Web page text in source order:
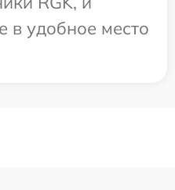
в удобное место